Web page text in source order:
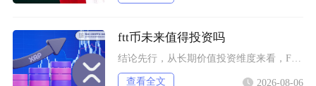
ftt币未来值得投资吗
查看全文 2026-08-06